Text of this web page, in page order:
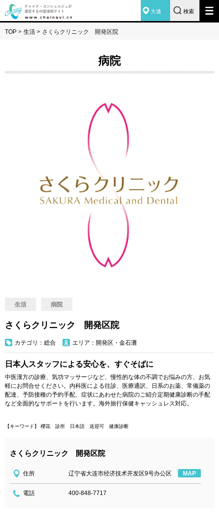
大連 検索
TOP > 生活 > さくらクリニック 開発区院
病院
生活 病院
さくらクリニック 開発区院
カテゴリ：総合 エリア：開発区・金石灘
日本人スタッフによる安心を、すぐそばに
中医漢方の診療、気功マッサージなど、慢性的な体の不調でお悩みの方、お気
軽にお問合せください。内科医による往診、医療通訳、日系のお薬、常備薬の
配達、予防接種の予約手配、症状にあわせた病院のご紹介定期健康診断の手配
など全面的なサポートを行います。海外旅行保健キャッシュレス対応。
【キーワード】 櫻花 診所 日本語 送迎可 健康診断
さくらクリニック 開発区院
住所 辽宁省大连市经济技术开发区9号办公区 MAP
電話 400-848-7717